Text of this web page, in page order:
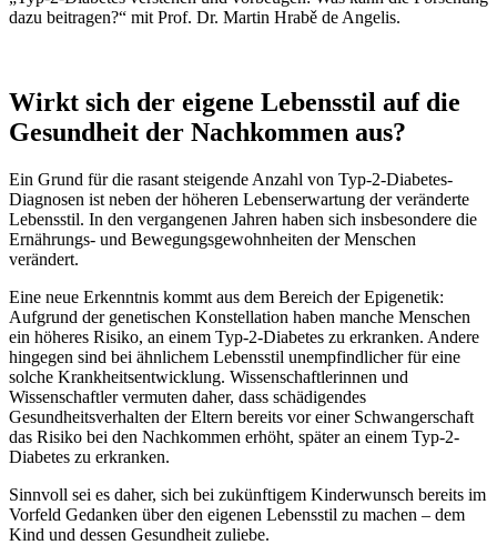
dazu beitragen?“ mit Prof. Dr. Martin Hrabě de Angelis.
Wirkt sich der eigene Lebensstil auf die
Gesundheit der Nachkommen aus?
Ein Grund für die rasant steigende Anzahl von Typ-2-Diabetes-
Diagnosen ist neben der höheren Lebenserwartung der veränderte
Lebensstil. In den vergangenen Jahren haben sich insbesondere die
Ernährungs- und Bewegungsgewohnheiten der Menschen
verändert.
Eine neue Erkenntnis kommt aus dem Bereich der Epigenetik:
Aufgrund der genetischen Konstellation haben manche Menschen
ein höheres Risiko, an einem Typ-2-Diabetes zu erkranken. Andere
hingegen sind bei ähnlichem Lebensstil unempfindlicher für eine
solche Krankheitsentwicklung. Wissenschaftlerinnen und
Wissenschaftler vermuten daher, dass schädigendes
Gesundheitsverhalten der Eltern bereits vor einer Schwangerschaft
das Risiko bei den Nachkommen erhöht, später an einem Typ-2-
Diabetes zu erkranken.
Sinnvoll sei es daher, sich bei zukünftigem Kinderwunsch bereits im
Vorfeld Gedanken über den eigenen Lebensstil zu machen – dem
Kind und dessen Gesundheit zuliebe.